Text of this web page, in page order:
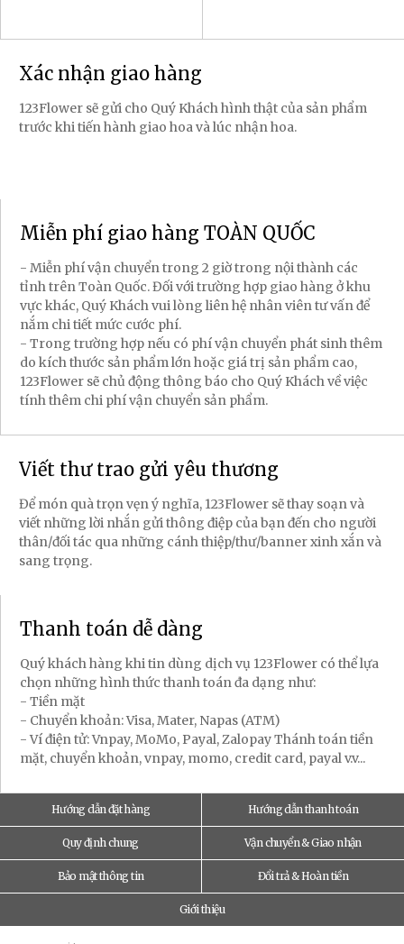
Xác nhận giao hàng
123Flower sẽ gửi cho Quý Khách hình thật của sản phẩm
trước khi tiến hành giao hoa và lúc nhận hoa.
Miễn phí giao hàng TOÀN QUỐC
- Miễn phí vận chuyển trong 2 giờ trong nội thành các
tỉnh trên Toàn Quốc. Đối với trường hợp giao hàng ở khu
vực khác, Quý Khách vui lòng liên hệ nhân viên tư vấn để
nắm chi tiết mức cước phí.
- Trong trường hợp nếu có phí vận chuyển phát sinh thêm
do kích thước sản phẩm lớn hoặc giá trị sản phẩm cao,
123Flower sẽ chủ động thông báo cho Quý Khách về việc
tính thêm chi phí vận chuyển sản phẩm.
Viết thư trao gửi yêu thương
Để món quà trọn vẹn ý nghĩa, 123Flower sẽ thay soạn và
viết những lời nhắn gửi thông điệp của bạn đến cho người
thân/đối tác qua những cánh thiệp/thư/banner xinh xắn và
sang trọng.
Thanh toán dễ dàng
Quý khách hàng khi tin dùng dịch vụ 123Flower có thể lựa
chọn những hình thức thanh toán đa dạng như:
- Tiền mặt
- Chuyển khoản: Visa, Mater, Napas (ATM)
- Ví điện tử: Vnpay, MoMo, Payal, Zalopay Thánh toán tiền
mặt, chuyển khoản, vnpay, momo, credit card, payal v.v...
Hướng dẫn đặt hàng Hướng dẫn thanh toán
Quy định chung Vận chuyển & Giao nhận
Bảo mật thông tin Đổi trả & Hoàn tiền
Giới thiệu